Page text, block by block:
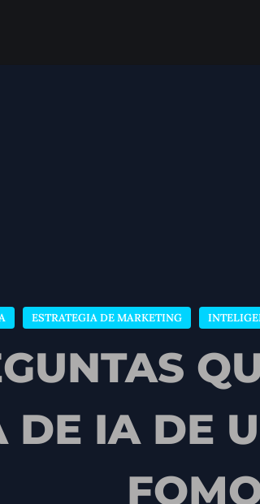
ESTRATEGIA DE MARKETING
DE IA DE